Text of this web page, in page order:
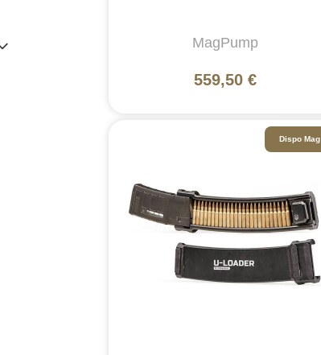
MagPump
559,50 €
Dispo Mag